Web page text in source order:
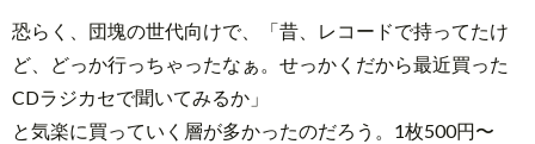
恐らく、団塊の世代向けで、「昔、レコードで持ってたけ
ど、どっか行っちゃったなぁ。せっかくだから最近買った
CDラジカセで聞いてみるか」
と気楽に買っていく層が多かったのだろう。1枚500円〜